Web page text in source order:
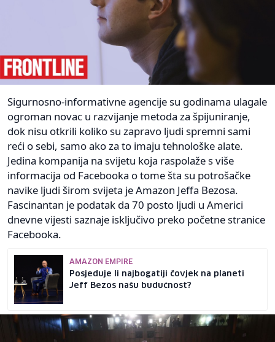
Sigurnosno-informativne agencije su godinama ulagale
ogroman novac u razvijanje metoda za špijuniranje,
dok nisu otkrili koliko su zapravo ljudi spremni sami
reći o sebi, samo ako za to imaju tehnološke alate.
Jedina kompanija na svijetu koja raspolaže s više
informacija od Facebooka o tome šta su potrošačke
navike ljudi širom svijeta je Amazon Jeffa Bezosa.
Fascinantan je podatak da 70 posto ljudi u Americi
dnevne vijesti saznaje isključivo preko početne stranice
Facebooka.
AMAZON EMPIRE
Posjeduje li najbogatiji čovjek na planeti
Jeff Bezos našu budućnost?